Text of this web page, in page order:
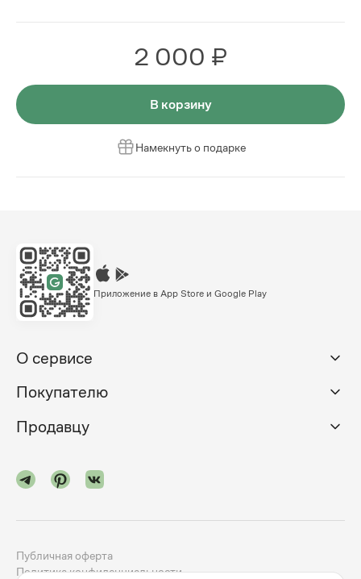
2 000 ₽
В корзину
Намекнуть о подарке
Приложение в App Store и Google Play
О сервисе
Покупателю
Продавцу
Публичная оферта
Политика конфиденциальности